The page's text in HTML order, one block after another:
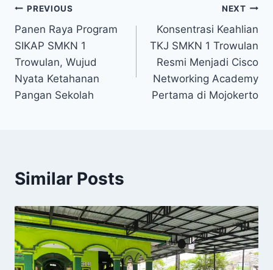
Post
navigation
PREVIOUS
Panen Raya Program
SIKAP SMKN 1
Trowulan, Wujud
Nyata Ketahanan
Pangan Sekolah
NEXT
Konsentrasi Keahlian
TKJ SMKN 1 Trowulan
Resmi Menjadi Cisco
Networking Academy
Pertama di Mojokerto
Similar Posts